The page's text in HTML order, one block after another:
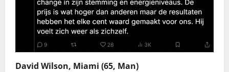
David Wilson, Miami (65, Man)